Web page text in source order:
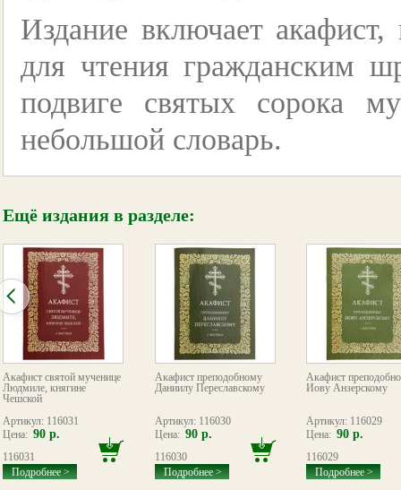
Издание включает
для чтения гражданским
подвиге святых сорока
небольшой словарь.
Ещё издания в разделе:
Акафист святой мученице
Людмиле, княгине
Чешской
Артикул: 116031
Цена: 90 р.
116031
Подробнее >
Акафист преподобному
Даниилу Переславскому
Артикул: 116030
Цена: 90 р.
116030
Подробнее >
Акафист
Иову Анзерскому
Артикул: 116029
Цена: 90 р.
116029
Подробнее >